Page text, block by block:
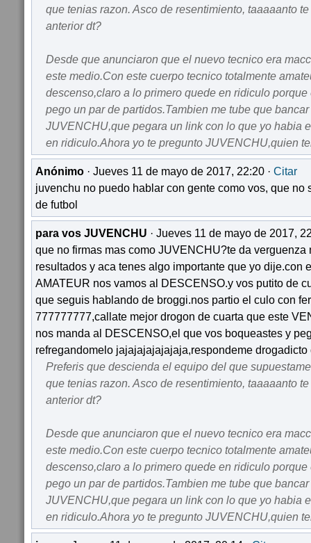
que tenias razon. Asco de resentimiento, taaaaanto
anterior dt?
Desde que anunciaron que el nuevo tecnico era
este medio.Con este cuerpo tecnico totalmente
descenso,claro a lo primero quede en ridiculo
pego un par de partidos.Tambien me tube que
JUVENCHU,que pegara un link con lo que yo habia
en ridiculo.Ahora yo te pregunto JUVENCHU,quien
Anónimo · Jueves 11 de mayo de 2017, 22:20 · Citar
juvenchu no puedo hablar con gente como vos, que no
de futbol
para vos JUVENCHU · Jueves 11 de mayo de 2017,
que no firmas mas como JUVENCHU?te da verguenza
resultados y aca tenes algo importante que yo dije.con
AMATEUR nos vamos al DESCENSO.y vos putito de
que seguis hablando de broggi.nos partio el culo con
777777777,callate mejor drogon de cuarta que este
nos manda al DESCENSO,el que vos boqueastes y
refregandomelo jajajajajajajaja,respondeme
Preferis que descienda el equipo del que
que tenias razon. Asco de resentimiento, taaaaanto
anterior dt?
Desde que anunciaron que el nuevo tecnico era
este medio.Con este cuerpo tecnico totalmente
descenso,claro a lo primero quede en ridiculo
pego un par de partidos.Tambien me tube que
JUVENCHU,que pegara un link con lo que yo habia
en ridiculo.Ahora yo te pregunto JUVENCHU,quien